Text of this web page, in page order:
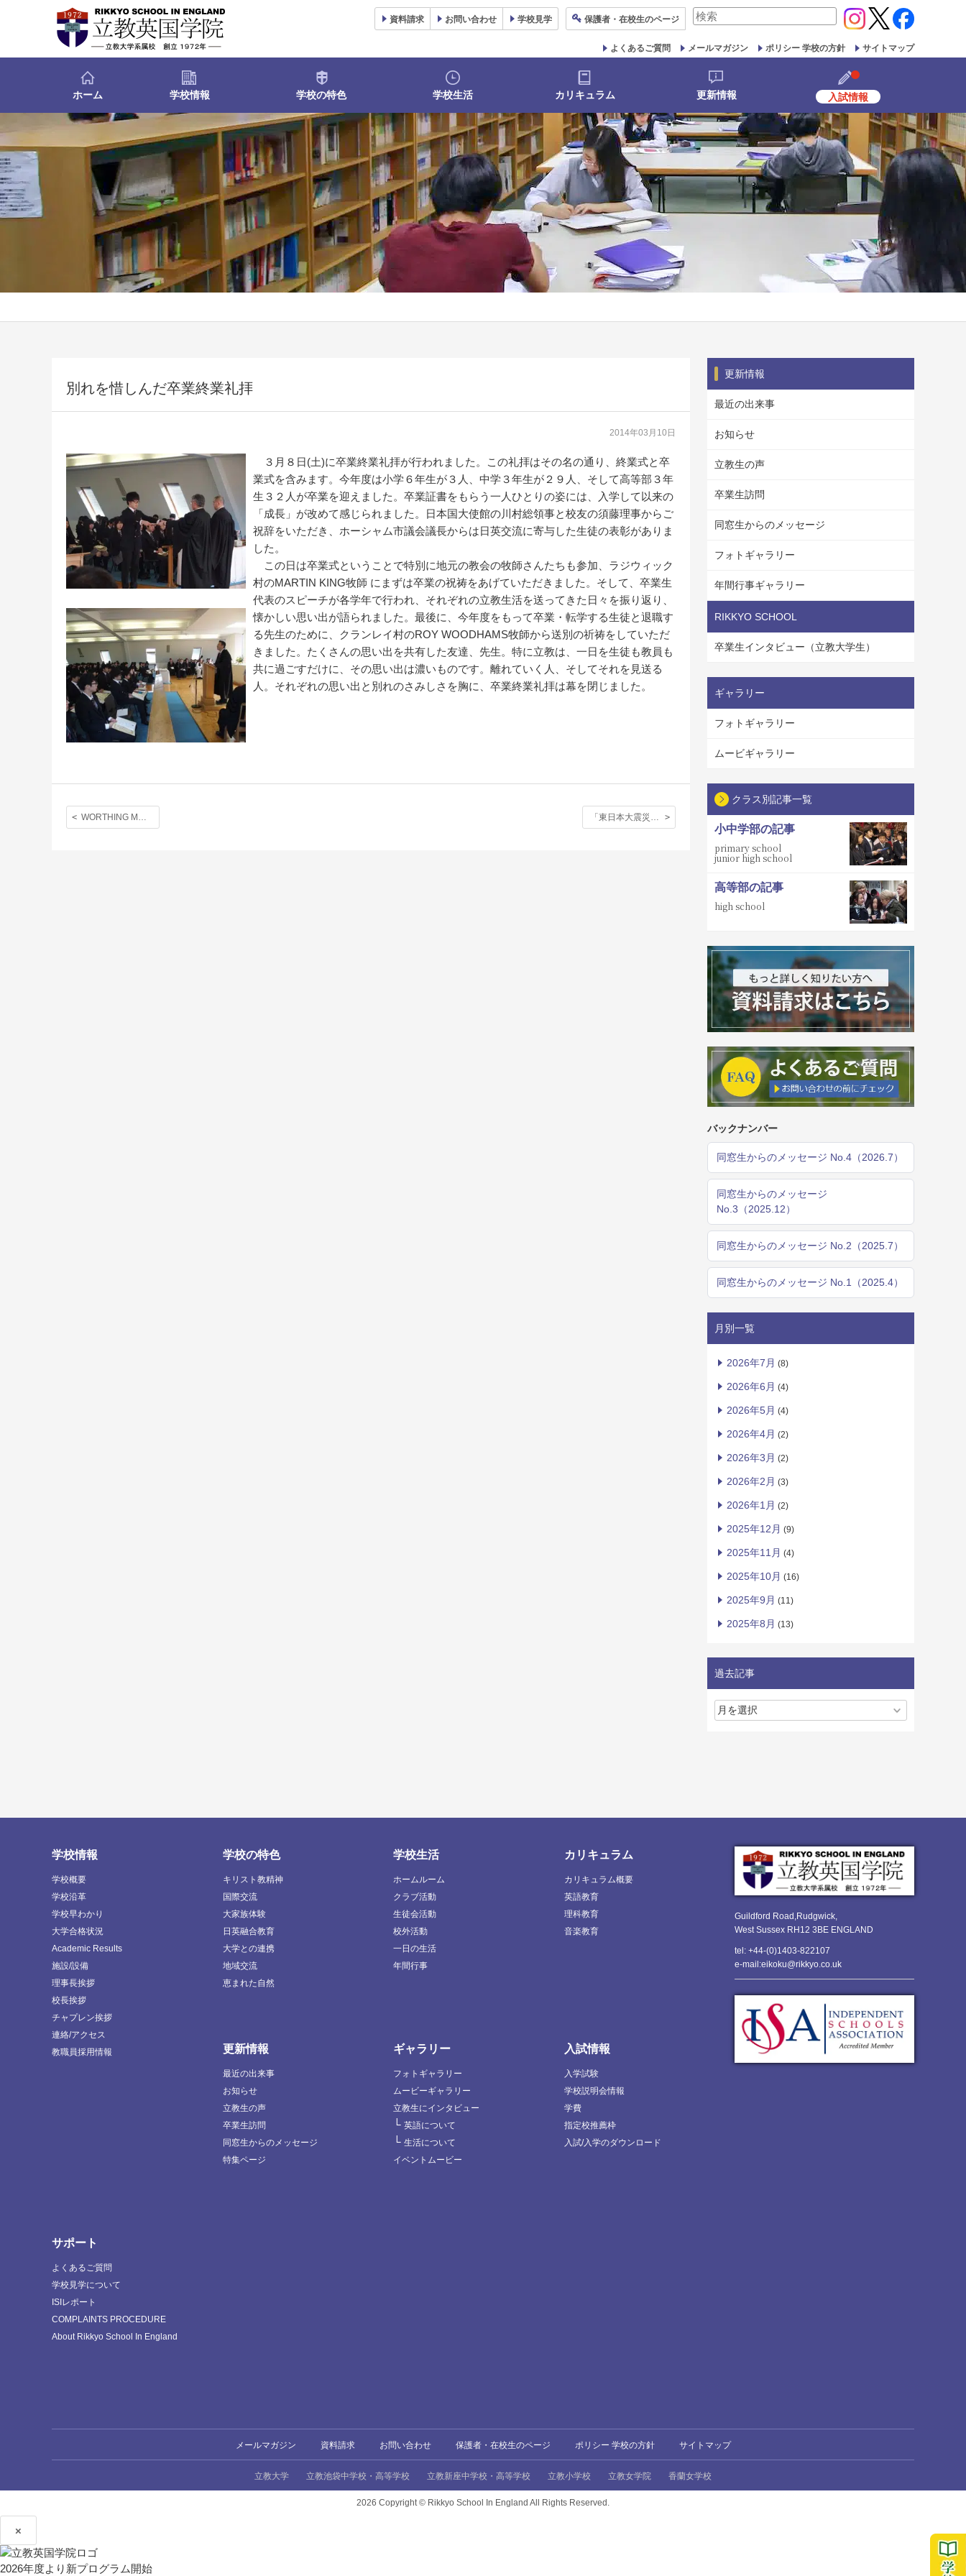
資料請求 お問い合わせ 学校見学 保護者 ・在校生のページ
検
対
象:
よくあるご質問 メールマガジン ポリシー 学校の方針 サイトマップ
ホーム 学校情報 学校の特色 学校生活 カリキュラム 更新情報 入試情報
別れを惜しんだ卒業終業礼拝
2014年03月10日
３月８日(土)に卒業終業礼拝が行われました。この礼拝はその名の通り、終業式と卒
業式を含みます。今年度は小学６年生が３人、中学３年生が２９人、そして高等部３年
生３２人が卒業を迎えました。卒業証書をもらう一人ひとりの姿には、入学して以来の
「成長」が改めて感じられました。日本国大使館の川村総領事と校友の須藤理事からご
祝辞をいただき、ホーシャム市議会議長からは日英交流に寄与した生徒の表彰がありま
した。
この日は卒業式ということで特別に地元の教会の牧師さんたちも参加、ラジウィック
村のMARTIN KING牧師 にまずは卒業の祝祷をあげていただきました。そして、卒業生
代表のスピーチが各学年で行われ、それぞれの立教生活を送ってきた日々を振り返り、
懐かしい思い出が語られました。最後に、今年度をもって卒業・転学する生徒と退職す
る先生のために、クランレイ村のROY WOODHAMS牧師から送別の祈祷をしていただ
きました。たくさんの思い出を共有した友達、先生。特に立教は、一日を生徒も教員も
共に過ごすだけに、その思い出は濃いものです。離れていく人、そしてそれを見送る
人。それぞれの思い出と別れのさみしさを胸に、卒業終業礼拝は幕を閉じました。
WORTHING MUSIC FESTIVAL 「東日本大震災を覚えて」
更新情報
最近の出来事
お知らせ
立教生の声
卒業生訪問
同窓生からのメッセージ
フォトギャラリー
年間行事ギャラリー
RIKKYO SCHOOL
卒業生インタビュー（立教大学生）
ギャラリー
フォトギャラリー
ムービギャラリー
クラス別記事一覧
小中学部の記事
primary school
junior high school
高等部の記事
high school
バックナンバー
同窓生からのメッセージ No.4（2026.7）
同窓生からのメッセージ
No.3（2025.12）
同窓生からのメッセージ No.2（2025.7）
同窓生からのメッセージ No.1（2025.4）
月別一覧
2026年7月 (8)
2026年6月 (4)
2026年5月 (4)
2026年4月 (2)
2026年3月 (2)
2026年2月 (3)
2026年1月 (2)
2025年12月 (9)
2025年11月 (4)
2025年10月 (16)
2025年9月 (11)
2025年8月 (13)
過去記事
Guildford Road,Rudgwick,
West Sussex RH12 3BE ENGLAND
tel: +44-(0)1403-822107
e-mail:eikoku@rikkyo.co.uk
学校情報
学校概要
学校沿革
学校早わかり
大学合格状況
Academic Results
施設/設備
理事長挨拶
校長挨拶
チャプレン挨拶
連絡/アクセス
教職員採用情報
学校の特色
キリスト教精神
国際交流
大家族体験
日英融合教育
大学との連携
地域交流
恵まれた自然
学校生活
ホームルーム
クラブ活動
生徒会活動
校外活動
一日の生活
年間行事
カリキュラム
カリキュラム概要
英語教育
理科教育
音楽教育
更新情報
最近の出来事
お知らせ
立教生の声
卒業生訪問
同窓生からのメッセージ
特集ページ
ギャラリー
フォトギャラリー
ムービーギャラリー
立教生にインタビュー
└ 英語について
└ 生活について
イベントムービー
入試情報
入学試験
学校説明会情報
学費
指定校推薦枠
入試/入学のダウンロード
サポート
よくあるご質問
学校見学について
ISIレポート
COMPLAINTS PROCEDURE
About Rikkyo School In England
メールマガジン 資料請求 お問い合わせ 保護者・在校生のページ ポリシー 学校の方針 サイトマップ
立教大学 立教池袋中学校・高等学校 立教新座中学校・高等学校 立教小学校 立教女学院 香蘭女学校
2026 Copyright © Rikkyo School In England All Rights Reserved.
×
2026年度より新プログラム開始